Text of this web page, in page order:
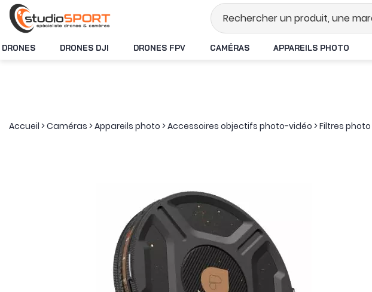
Stock en temps réel
DRONES DRONES DJI DRONES FPV CAMÉRAS APPAREILS PHOTO
Accueil >Caméras >Appareils photo >Accessoires objectifs photo-vidéo >Filtres photo